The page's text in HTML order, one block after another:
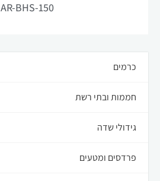
AR-BHS-150
כרמים
חממות ובתי רשת
גידולי שדה
פרדסים ומטעים